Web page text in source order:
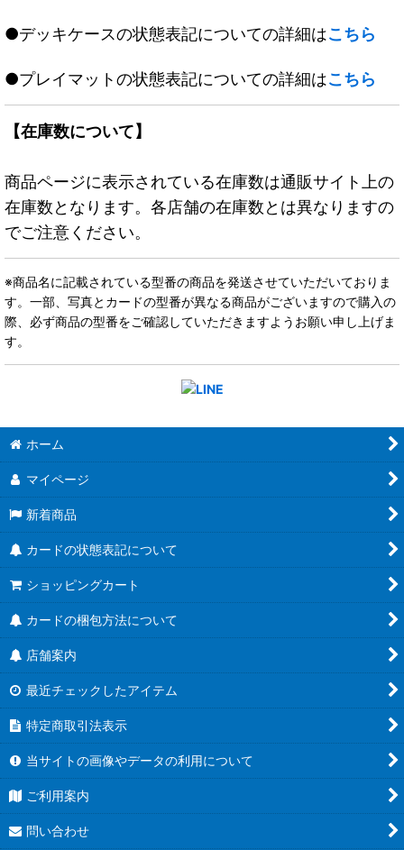
●デッキケースの状態表記についての詳細はこちら
●プレイマットの状態表記についての詳細はこちら
【在庫数について】
商品ページに表示されている在庫数は通販サイト上の
在庫数となります。各店舗の在庫数とは異なりますの
でご注意ください。
※商品名に記載されている型番の商品を発送させていただいておりま
す。一部、写真とカードの型番が異なる商品がございますので購入の
際、必ず商品の型番をご確認していただきますようお願い申し上げま
す。
ホーム
マイページ
新着商品
カードの状態表記について
ショッピングカート
カードの梱包方法について
店舗案内
最近チェックしたアイテム
特定商取引法表示
当サイトの画像やデータの利用について
ご利用案内
問い合わせ